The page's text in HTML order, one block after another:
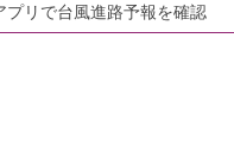
プリで台風進路予報を確認